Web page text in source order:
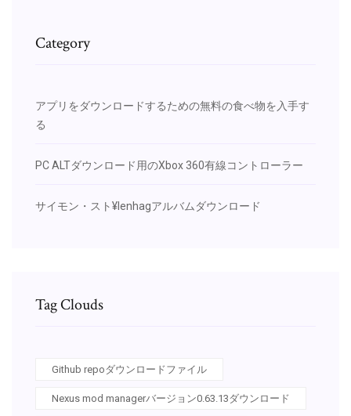
Category
アプリをダウンロードするための無料の食べ物を入手す
る
PC ALTダウンロード用のXbox 360有線コントローラー
サイモン・スト¥lenhagアルバムダウンロード
Tag Clouds
Github repoダウンロードファイル
Nexus mod managerバージョン0.63.13ダウンロード